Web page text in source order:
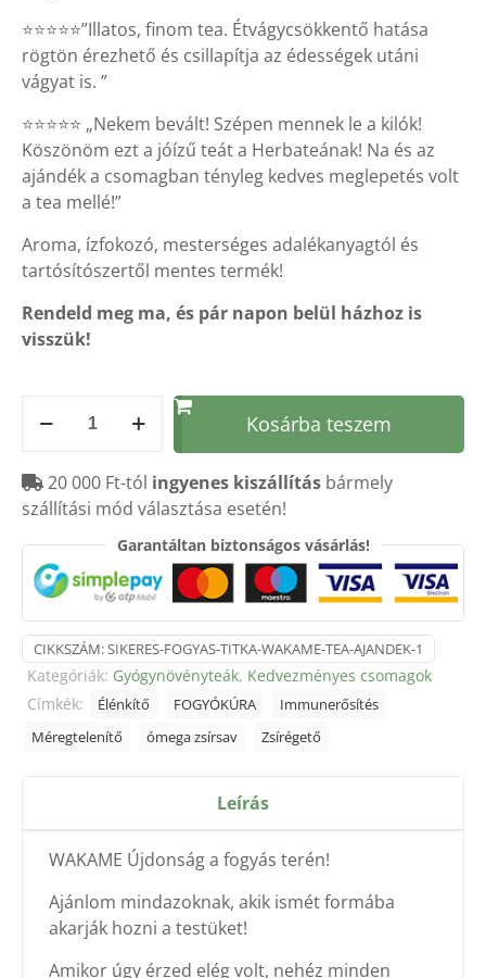
⭐⭐⭐⭐⭐”Illatos, finom tea. Étvágycsökkentő hatása
rögtön érezhető és csillapítja az édességek utáni
vágyat is. ”
⭐⭐⭐⭐⭐ „Nekem bevált! Szépen mennek le a kilók!
Köszönöm ezt a jóízű teát a Herbateának! Na és az
ajándék a csomagban tényleg kedves meglepetés volt
a tea mellé!”
Aroma, ízfokozó, mesterséges adalékanyagtól és
tartósítószertől mentes termék!
Rendeld meg ma, és pár napon belül házhoz is
visszük!
kedvezménnyel
(4db)
Kosárba teszem
20 000 Ft-tól ingyenes kiszállítás bármely
szállítási mód választása esetén!
Garantáltan biztonságos vásárlás!
CIKKSZÁM:SIKERES-FOGYAS-TITKA-WAKAME-TEA-AJANDEK-1
Kategóriák: Gyógynövényteák, Kedvezményes csomagok
Címkék:
Élénkítő FOGYÓKÚRA
Immunerősítés
Méregtelenítő
ómega zsírsav Zsírégető
Leírás
WAKAME Újdonság a fogyás terén!
Ajánlom mindazoknak, akik ismét formába
akarják hozni a testüket!
Amikor úgy érzed elég volt, nehéz minden